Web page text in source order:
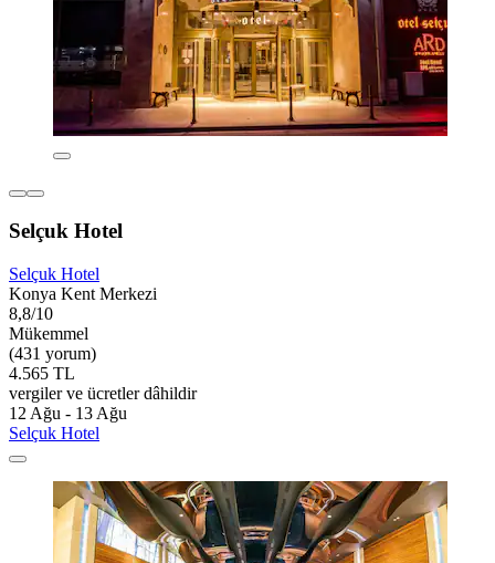
Selçuk Hotel
Selçuk Hotel
Konya Kent Merkezi
8,8/10
Mükemmel
(431 yorum)
4.565 TL
vergiler ve ücretler dâhildir
12 Ağu - 13 Ağu
Selçuk Hotel